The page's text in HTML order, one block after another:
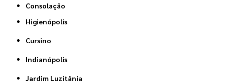
Consolação
Higienópolis
Cursino
Indianópolis
Jardim Luzitânia